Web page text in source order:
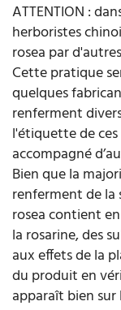
ATTENTION :
herboristes
rosea par
Cette pratique
quelques
renferment
l'étiquette de
accompagné
Bien que la
renferment de la
rosea contient
la rosarine, des
aux effets de la
du produit en
apparaît bien